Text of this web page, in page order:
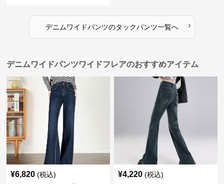
デニムワイドパンツのタックパンツ一覧へ ›
デニムワイドパンツワイドフレアのおすすめアイテム
¥6,820 (税込) ¥4,220 (税込)